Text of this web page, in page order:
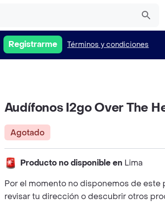
Registrarme Términos y condiciones
Audífonos I2go Over The
Agotado
Producto no disponible en Lima
Por el momento no disponemos de este
revisar tu dirección o descubrir otros